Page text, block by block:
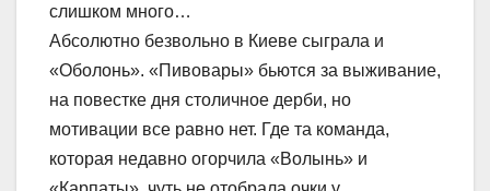
слишком много…
Абсолютно безвольно в Киеве сыграла и
«Оболонь». «Пивовары» бьются за выживание,
на повестке дня столичное дерби, но
мотивации все равно нет. Где та команда,
которая недавно огорчила «Волынь» и